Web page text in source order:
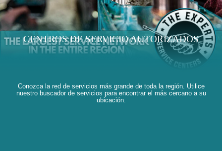
CENTROS DE SERVICIO AUTORIZADOS
Conozca la red de servicios más grande de toda la región. Utilice
nuestro buscador de servicios para encontrar el más cercano a su
ubicación.